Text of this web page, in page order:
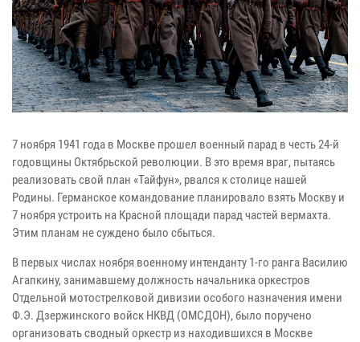
7 ноября 1941 года в Москве прошел военный парад в честь 24-й
годовщины Октябрьской революции. В это время враг, пытаясь
реализовать свой план «Тайфун», рвался к столице нашей
Родины. Германское командование планировало взять Москву и
7 ноября устроить на Красной площади парад частей вермахта.
Этим планам не суждено было сбыться.
В первых числах ноября военному интенданту 1-го ранга Василию
Агапкину, занимавшему должность начальника оркестров
Отдельной мотострелковой дивизии особого назначения имени
Ф.Э. Дзержинского войск НКВД (ОМСДОН), было поручено
организовать сводный оркестр из находившихся в Москве